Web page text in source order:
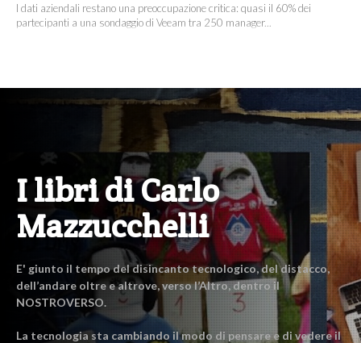
I dati aziendali restano una preoccupazione critica: quasi il 60% dei
partecipanti a una sondaggio di Veeam tra 250 manager...
I libri di Carlo
Mazzucchelli
E' giunto il tempo del disincanto tecnologico, del distacco,
dell’andare oltre e altrove, verso l’Altro, dentro il
NOSTROVERSO.
La tecnologia sta cambiando il modo di pensare e di vedere il